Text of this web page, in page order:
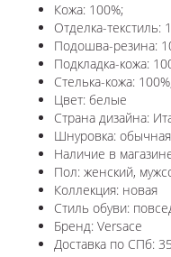
Кожа: 100%;
Отделка-текстиль:
Подошва-резина:
Подкладка-кожа:
Стелька-кожа:
Цвет: белые
Страна дизайна:
Шнуровка: обычная
Наличие в
Пол: женский,
Коллекция: новая
Стиль обуви:
Бренд: Versace
Доставка по СПб: